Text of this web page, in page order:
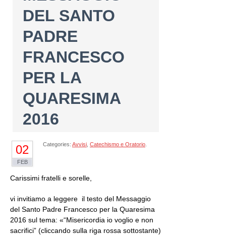
DEL SANTO
PADRE
FRANCESCO
PER LA
QUARESIMA
2016
02
FEB
Categories: Avvisi Catechismo e Oratorio
Carissimi fratelli e sorelle,
vi invitiamo a leggere il testo del Messaggio
del Santo Padre Francesco per la Quaresima
2016 sul tema: «“Misericordia io voglio e non
sacrifici” (cliccando sulla riga rossa sottostante)